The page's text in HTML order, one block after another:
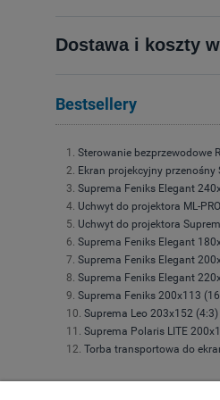
Dostawa i koszty
Bestsellery
Sterowanie bezprzewodowe
Ekran projekcyjny
Suprema Feniks Elegant
Uchwyt do projektora ML-
Uchwyt do projektora
Suprema Feniks Elegant
Suprema Feniks Elegant
Suprema Feniks Elegant
Suprema Feniks 200x113
Suprema Leo 203x152 (4:3)
Suprema Polaris LITE
Torba transportowa do